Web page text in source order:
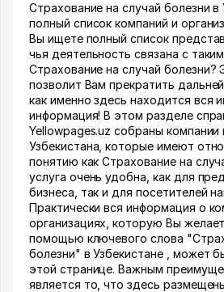
Страхование на случай болезни в
полный список компаний и
Вы ищете полный список
чья деятельность связана с
Страхование на случай болезни?
позволит Вам прекратить
как именно здесь находится вся
информация! В этом разделе
Yellowpages.uz собраны компании
Узбекистана, которые имеют
понятию как Страхование на
услуга очень удобна, как для
бизнеса, так и для посетителей
Практически вся информация о
организациях, которую Вы
помощью ключевого слова
болезни" в Узбекистане , может
этой странице. Важным
является то, что здесь